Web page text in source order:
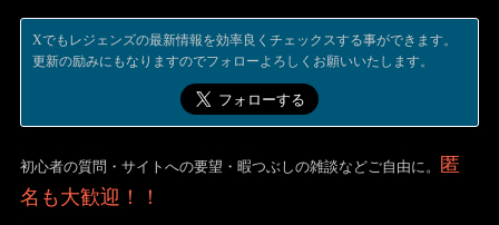
Xでもレジェンズの最新情報を効率良くチェックスする事ができます。
更新の励みにもなりますのでフォローよろしくお願いいたします。
初心者の質問・サイトへの要望・暇つぶしの雑談などご自由に。
匿
名も大歓迎！！